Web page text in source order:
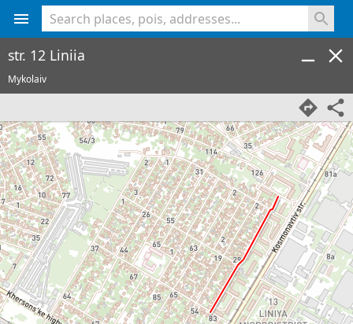
str. 12 Liniia
Mykolaiv
<% console.log(hcard) %>